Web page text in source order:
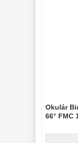
Okulár
66° FMC